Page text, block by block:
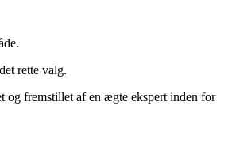
rette valg.
og fremstillet af en ægte ekspert inden for